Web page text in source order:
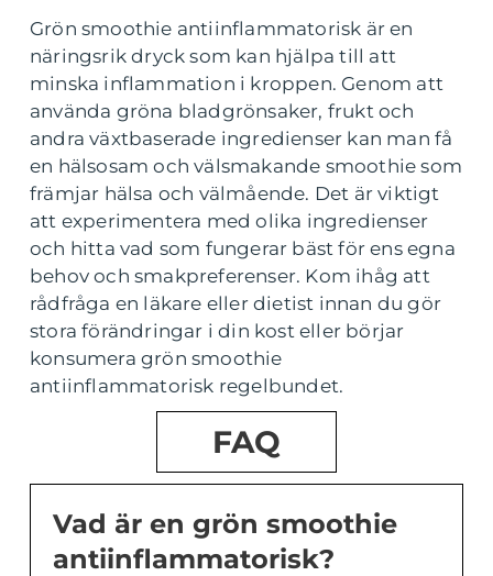
Grön smoothie antiinflammatorisk är en
näringsrik dryck som kan hjälpa till att
minska inflammation i kroppen. Genom att
använda gröna bladgrönsaker, frukt och
andra växtbaserade ingredienser kan man få
en hälsosam och välsmakande smoothie som
främjar hälsa och välmående. Det är viktigt
att experimentera med olika ingredienser
och hitta vad som fungerar bäst för ens egna
behov och smakpreferenser. Kom ihåg att
rådfråga en läkare eller dietist innan du gör
stora förändringar i din kost eller börjar
konsumera grön smoothie
antiinflammatorisk regelbundet.
FAQ
Vad är en grön smoothie
antiinflammatorisk?